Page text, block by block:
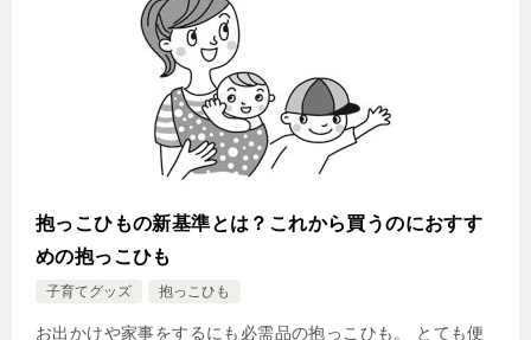
抱っこひもの新基準とは？これから買うのにおすす
めの抱っこひも
子育てグッズ 抱っこひも
お出かけや家事をするにも必需品の抱っこひも。 とても便